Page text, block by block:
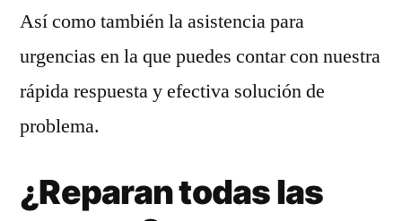
Así como también la asistencia para
urgencias en la que puedes contar con nuestra
rápida respuesta y efectiva solución de
problema.
¿Reparan todas las